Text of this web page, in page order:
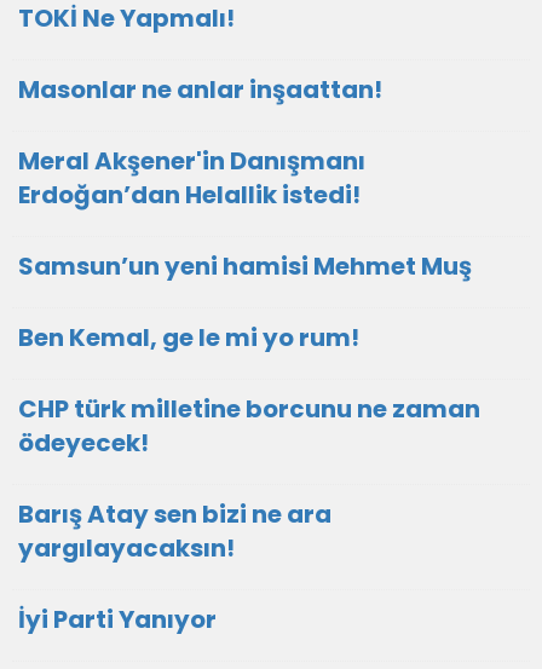
TOKİ Ne Yapmalı!
Masonlar ne anlar inşaattan!
Meral Akşener'in Danışmanı
Erdoğan’dan Helallik istedi!
Samsun’un yeni hamisi Mehmet Muş
Ben Kemal, ge le mi yo rum!
CHP türk milletine borcunu ne zaman
ödeyecek!
Barış Atay sen bizi ne ara
yargılayacaksın!
İyi Parti Yanıyor